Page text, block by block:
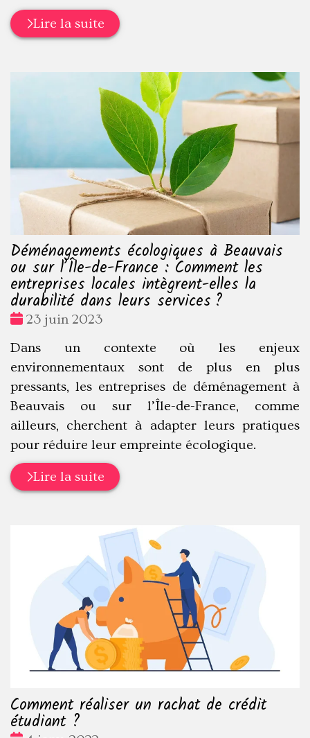
Lire la suite
Déménagements écologiques à Beauvais
ou sur l’Île-de-France : Comment les
entreprises locales intègrent-elles la
durabilité dans leurs services ?
Date
23 juin 2023
Dans un contexte où les enjeux
environnementaux sont de plus en plus
pressants, les entreprises de déménagement à
Beauvais ou sur l’Île-de-France, comme
ailleurs, cherchent à adapter leurs pratiques
pour réduire leur empreinte écologique.
Lire la suite
Comment réaliser un rachat de crédit
étudiant ?